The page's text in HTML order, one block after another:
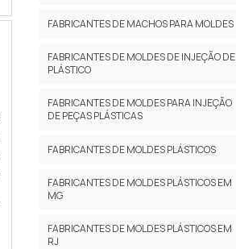
FABRICANTES DE MACHOS PARA MOLDES
FABRICANTES DE MOLDES DE INJEÇÃO DE
PLÁSTICO
FABRICANTES DE MOLDES PARA INJEÇÃO
DE PEÇAS PLÁSTICAS
FABRICANTES DE MOLDES PLÁSTICOS
FABRICANTES DE MOLDES PLÁSTICOS EM
MG
FABRICANTES DE MOLDES PLÁSTICOS EM
RJ